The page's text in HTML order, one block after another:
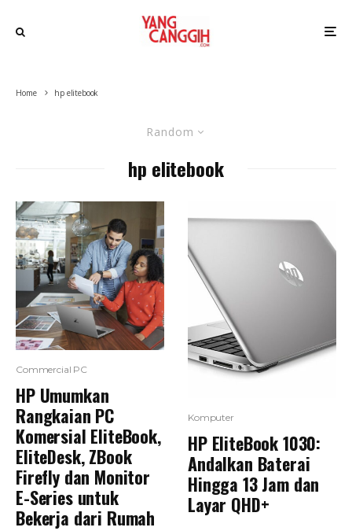
Home hp elitebook
Random
hp elitebook
Commercial PC
HP Umumkan
Rangkaian PC
Komersial EliteBook,
EliteDesk, ZBook
Firefly dan Monitor
E-Series untuk
Bekerja dari Rumah
Komputer
HP EliteBook 1030:
Andalkan Baterai
Hingga 13 Jam dan
Layar QHD+